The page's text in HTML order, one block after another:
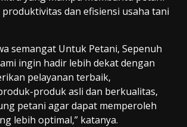
dan efisiensi usaha tani
semangat Untuk Petani, Sepenuh
ingin hadir lebih dekat dengan
pelayanan terbaik,
produk asli dan berkualitas,
petani agar dapat memperoleh
lebih optimal,” katanya.